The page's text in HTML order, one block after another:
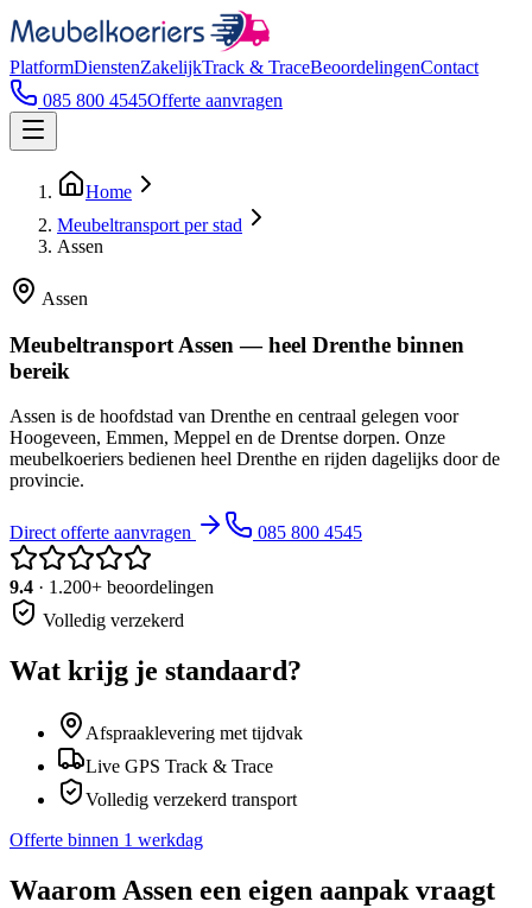
PlatformDienstenZakelijkTrack & TraceBeoordelingenContact
085 800 4545Offerte aanvragen
Home
Meubeltransport per stad
Assen
Assen
Meubeltransport Assen — heel Drenthe binnen
bereik
Assen is de hoofdstad van Drenthe en centraal gelegen voor
Hoogeveen, Emmen, Meppel en de Drentse dorpen. Onze
meubelkoeriers bedienen heel Drenthe en rijden dagelijks door de
provincie.
Direct offerte aanvragen 085 800 4545
9.4 · 1.200+ beoordelingen
Volledig verzekerd
Wat krijg je standaard?
Afspraaklevering met tijdvak
Live GPS Track & Trace
Volledig verzekerd transport
Offerte binnen 1 werkdag
Waarom Assen een eigen aanpak vraagt